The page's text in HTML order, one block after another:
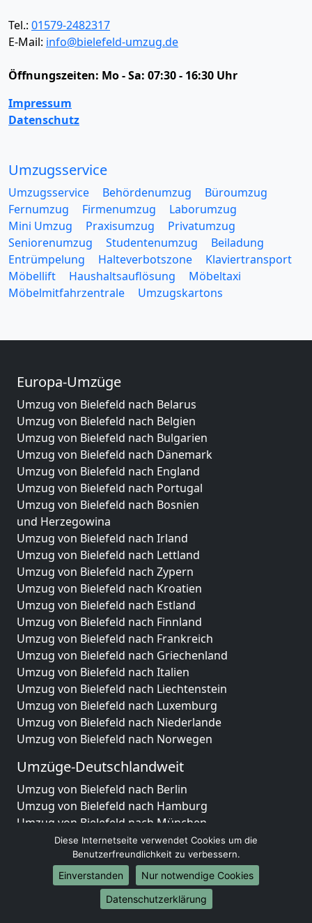
Tel.: 01579-2482317
E-Mail: info@bielefeld-umzug.de
Öffnungszeiten: Mo - Sa: 07:30 - 16:30 Uhr
Impressum
Datenschutz
Umzugsservice
Umzugsservice Behördenumzug
Büroumzug
Fernumzug
Firmenumzug
Laborumzug
Mini Umzug
Praxisumzug
Privatumzug
Seniorenumzug
Studentenumzug
Beiladung
Entrümpelung
Halteverbotszone
Klaviertransport
Möbellift
Haushaltsauflösung
Möbeltaxi
Möbelmitfahrzentrale
Umzugskartons
Europa-Umzüge
Umzug von Bielefeld nach Belarus
Umzug von Bielefeld nach Belgien
Umzug von Bielefeld nach Bulgarien
Umzug von Bielefeld nach Dänemark
Umzug von Bielefeld nach England
Umzug von Bielefeld nach Portugal
Umzug von Bielefeld nach Bosnien
und Herzegowina
Umzug von Bielefeld nach Irland
Umzug von Bielefeld nach Lettland
Umzug von Bielefeld nach Zypern
Umzug von Bielefeld nach Kroatien
Umzug von Bielefeld nach Estland
Umzug von Bielefeld nach Finnland
Umzug von Bielefeld nach Frankreich
Umzug von Bielefeld nach Griechenland
Umzug von Bielefeld nach Italien
Umzug von Bielefeld nach Liechtenstein
Umzug von Bielefeld nach Luxemburg
Umzug von Bielefeld nach Niederlande
Umzug von Bielefeld nach Norwegen
Umzüge-Deutschlandweit
Umzug von Bielefeld nach Berlin
Umzug von Bielefeld nach Hamburg
Umzug von Bielefeld nach München
Umzug von Bielefeld nach Köln
Umzug von Bielefeld nach Frankfurt am Main
Umzug von Bielefeld nach Stuttgart
Umzug von Bielefeld nach Düsseldorf
Umzug von Bielefeld nach Leipzig
Diese Internetseite verwendet Cookies um die
Benutzerfreundlichkeit zu verbessern.
Einverstanden
Nur notwendige Cookies
Datenschutzerklärung